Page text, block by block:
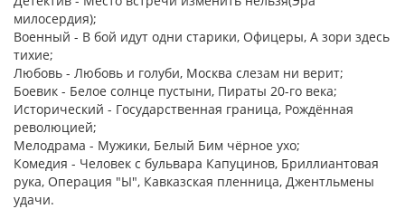
милосердия);
Военный - В бой идут одни старики, Офицеры, А зори здесь
тихие;
Любовь - Любовь и голуби, Москва слезам ни верит;
Боевик - Белое солнце пустыни, Пираты 20-го века;
Исторический - Государственная граница, Рождённая
революцией;
Мелодрама - Мужики, Белый Бим чёрное ухо;
Комедия - Человек с бульвара Капуцинов, Бриллиантовая
рука, Операция "Ы", Кавказская пленница, Джентльмены
удачи.